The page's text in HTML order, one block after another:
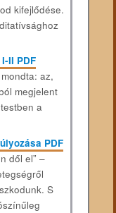
kifejlődése.
II PDF
az,
megjelent
a
PDF
dől el” –
S